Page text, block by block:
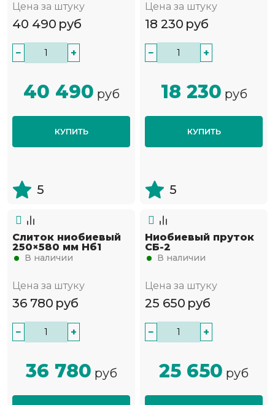
Цена за штуку
40 490 руб
− +
40 490 руб
КУПИТЬ
5
Цена за штуку
18 230 руб
− +
18 230 руб
КУПИТЬ
5
Слиток ниобиевый
250×580 мм Нб1
В наличии
Цена за штуку
36 780 руб
− +
36 780 руб
Ниобиевый пруток
СБ-2
В наличии
Цена за штуку
25 650 руб
− +
25 650 руб